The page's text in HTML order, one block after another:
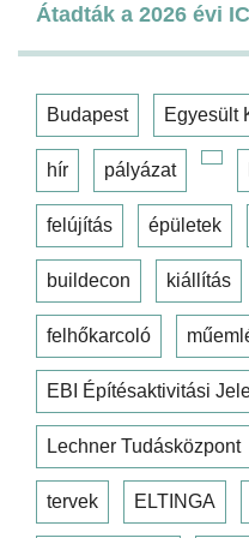
Átadták a 2026 évi
Budapest Egyesült
hír pályázat
felújítás épületek
buildecon kiállítás
felhőkarcoló
EBI Építésaktivitási
Lechner Tudásközpont
tervek ELTINGA